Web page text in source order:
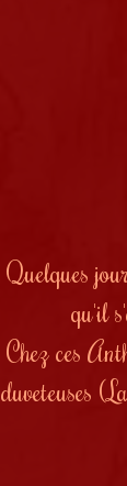
Quelques
qu'il
Chez ces
duveteuses